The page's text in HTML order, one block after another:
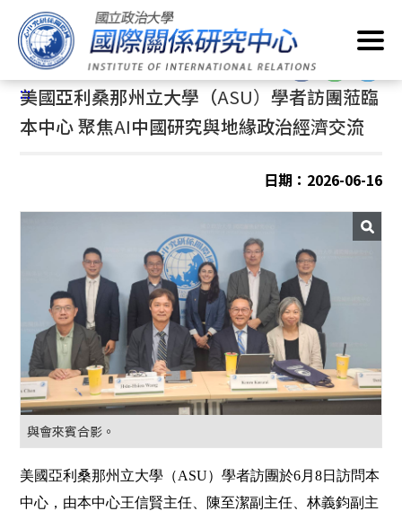
到
主
要
內
容
首頁/ 最新消息/一般事項
:::
:::
美國亞利桑那州立大學（ASU）學者訪團蒞臨
本中心 聚焦AI中國研究與地緣政治經濟交流
日期：2026-06-16
與會來賓合影。
美國亞利桑那州立大學（ASU）學者訪團於6月8日訪問本
中心，由本中心王信賢主任、陳至潔副主任、林義鈞副主